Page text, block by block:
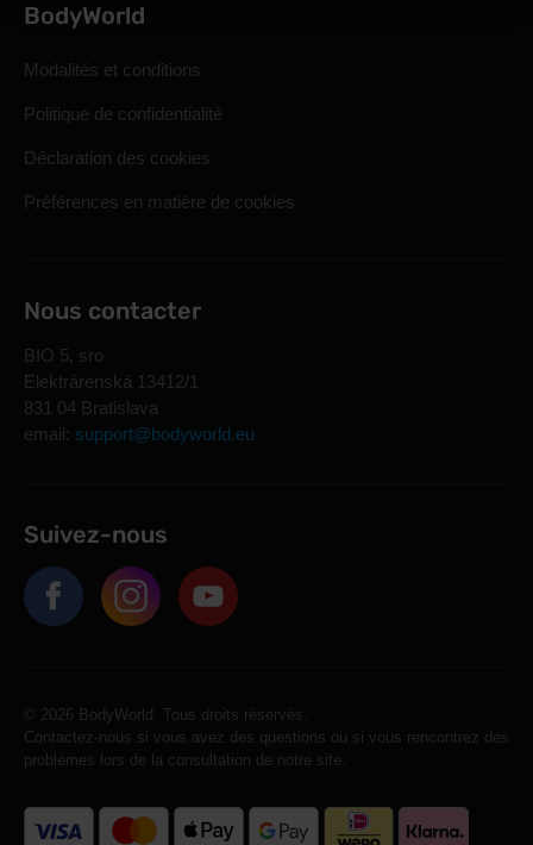
BodyWorld
Modalités et conditions
Politique de confidentialité
Déclaration des cookies
Préférences en matière de cookies
Nous contacter
BIO 5, sro
Elektrárenská 13412/1
831 04 Bratislava
email: support@bodyworld.eu
Suivez-nous
© 2026 BodyWorld. Tous droits réservés.
Contactez-nous si vous avez des questions ou si vous rencontrez des
problèmes lors de la consultation de notre site.